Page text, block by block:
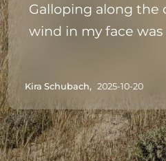
Galloping along the
wind in my face was
Kira Schubach, 2025-10-20